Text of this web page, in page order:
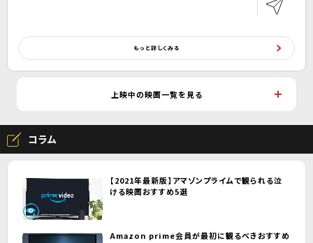
もっと詳しくみる
上映中の映画一覧を見る
コラム
【2021年最新版】アマゾンプライムで観られる泣
ける映画おすすめ5選
Amazon prime会員が最初に観るべきおすすめ